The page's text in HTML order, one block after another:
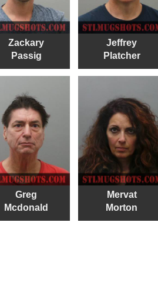
Zackary
Passig
Jeffrey
Platcher
Greg
Mcdonald
Mervat
Morton